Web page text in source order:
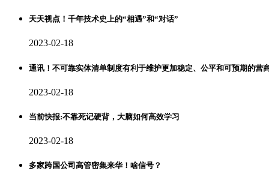
天天视点！千年技术史上的“相遇”和“对话”
2023-02-18
通讯！不可靠实体清单制度有利于维护更加稳定、公平和可预期的
2023-02-18
当前快报:不靠死记硬背，大脑如何高效学习
2023-02-18
多家跨国公司高管密集来华！啥信号？